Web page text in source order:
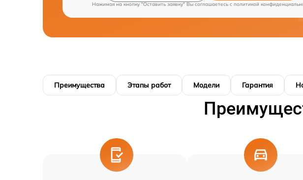
Нажимая на кнопку "Оставить заявку" Вы соглашаетесь c политикой
Преимущества Этапы работ Модели Гарантия